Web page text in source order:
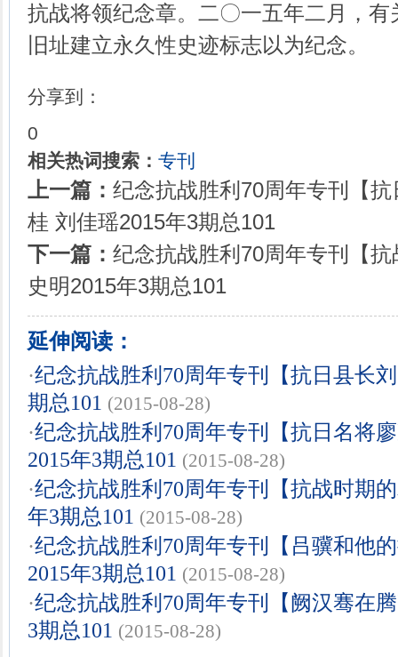
抗战将领纪念章。二〇一五年二月，
旧址建立永久性史迹标志以为纪念。
分享到：
0
相关热词搜索： 专刊
上一篇： 纪念抗战胜利70周年专刊【
桂 刘佳瑶2015年3期总101
下一篇： 纪念抗战胜利70周年专刊【
史明2015年3期总101
延伸阅读：
·纪念抗战胜利70周年专刊【抗日县长
期总101 (2015-08-28)
·纪念抗战胜利70周年专刊【抗日名将
2015年3期总101 (2015-08-28)
·纪念抗战胜利70周年专刊【抗战时期
年3期总101 (2015-08-28)
·纪念抗战胜利70周年专刊【吕骥和他
2015年3期总101 (2015-08-28)
·纪念抗战胜利70周年专刊【阙汉骞在
3期总101 (2015-08-28)